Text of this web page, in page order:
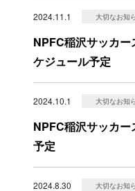
2024.11.1 大切なお知
NPFC稲沢サッカ
ケジュール予定
2024.10.1 大切なお知
NPFC稲沢サッカ
予定
2024.8.30 大切なお知